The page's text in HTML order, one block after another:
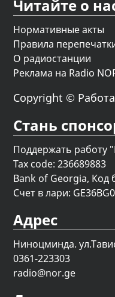
Читайте о
Нормативные акты
Правила
О радиостанции
Реклама на Radio
Copyright ©
Стань
Поддержать работу
Tax code: 236689883
Bank of Georgia, Код
Счет в лари:
Адрес
Ниноцминда.
0361-223303
radio@nor.ge